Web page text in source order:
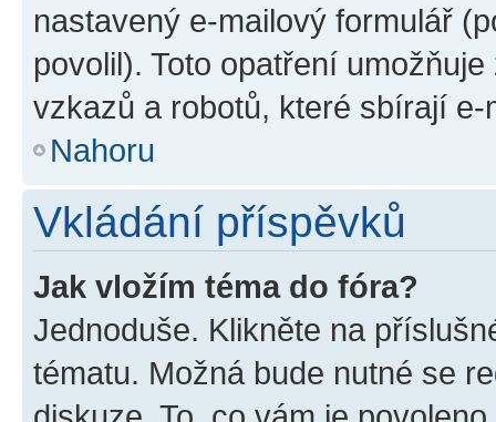
nastavený e-mailový formulář
povolil). Toto opatření
vzkazů a robotů, které sbírají e-
Nahoru
Vkládání příspěvků
Jak vložím téma do fóra?
Jednoduše. Klikněte na
tématu. Možná bude nutné se